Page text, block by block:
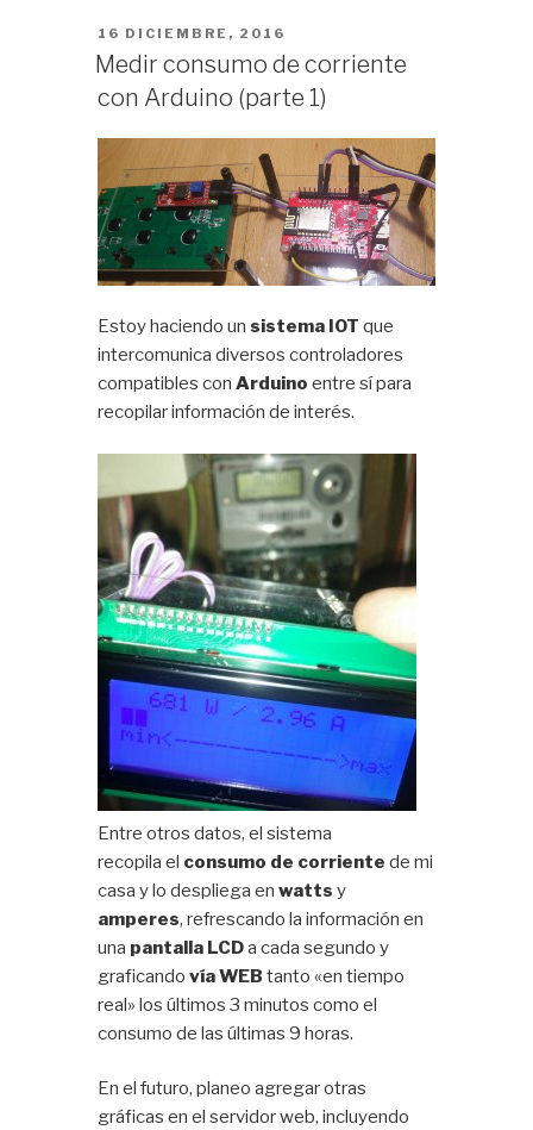
corriente
con
Arduino
(parte
2)»
PUBLICADO
EL
16 DICIEMBRE, 2016
Medir consumo de corriente
con Arduino (parte 1)
Estoy haciendo unsistema IOT que
intercomunica diversos controladores
compatibles conArduino entre sí para
recopilar información de interés.
Entre otros datos, el sistema
recopila el consumo de corriente de mi
casa y lo despliega enwatts y
amperes, refrescando la información en
una pantalla LCDa cada segundo y
graficandovía WEB tanto «en tiempo
real» los últimos 3 minutos como el
consumo de las últimas 9 horas.
En el futuro, planeo agregar otras
gráficas en el servidor web, incluyendo